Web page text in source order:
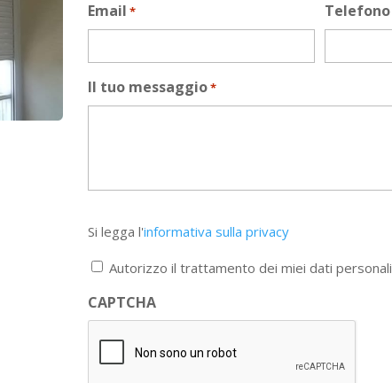
Email * Telefono
Il tuo messaggio*
legga
l'informativa
privacy
*
Si legga l'informativa sulla privacy
Autorizzo il trattamento dei miei dati personali
CAPTCHA